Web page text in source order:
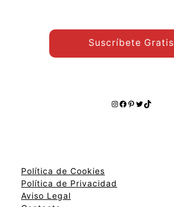
Suscríbete Gratis
Instagram
Facebook
Pinterest
Twitter
TikTok
Política de Cookies
Política de Privacidad
Aviso Legal